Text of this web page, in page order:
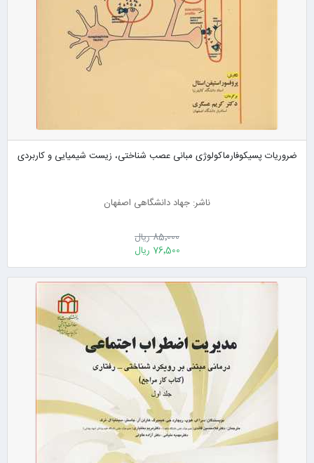
ضروریات پسیکوفارماکولوژی مبانی عصب شناختی، زیست شیمیایی و کاربردی
ناشر: جهاد دانشگاهی اصفهان
85٬000 ریال
76٬500 ریال